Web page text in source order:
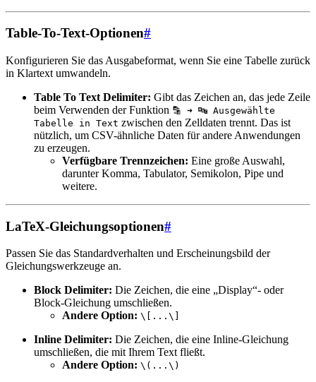
Table-To-Text-Optionen#
Konfigurieren Sie das Ausgabeformat, wenn Sie eine Tabelle zurück
in Klartext umwandeln.
Table To Text Delimiter: Gibt das Zeichen an, das jede Zeile
beim Verwenden der Funktion 🔡 ➜ 🔤 Ausgewählte
Tabelle in Text zwischen den Zelldaten trennt. Das ist
nützlich, um CSV-ähnliche Daten für andere Anwendungen
zu erzeugen.
Verfügbare Trennzeichen: Eine große Auswahl,
darunter Komma, Tabulator, Semikolon, Pipe und
weitere.
LaTeX-Gleichungsoptionen#
Passen Sie das Standardverhalten und Erscheinungsbild der
Gleichungswerkzeuge an.
Block Delimiter: Die Zeichen, die eine „Display“- oder
Block-Gleichung umschließen.
Andere Option: \[...\]
Inline Delimiter: Die Zeichen, die eine Inline-Gleichung
umschließen, die mit Ihrem Text fließt.
Andere Option: \(...\)